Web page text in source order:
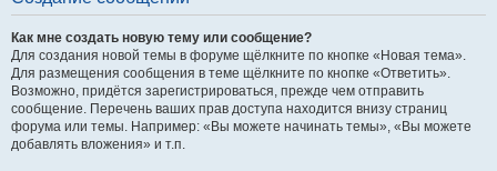
Как мне создать новую тему или сообщение?
Для создания новой темы в форуме щёлкните по кнопке «Новая тема».
Для размещения сообщения в теме щёлкните по кнопке «Ответить».
Возможно, придётся зарегистрироваться, прежде чем отправить
сообщение. Перечень ваших прав доступа находится внизу страниц
форума или темы. Например: «Вы можете начинать темы», «Вы можете
добавлять вложения» и т.п.